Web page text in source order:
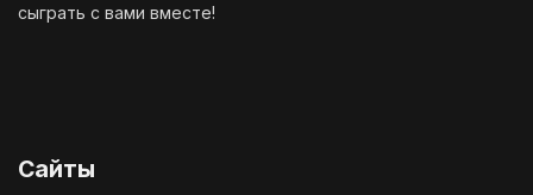
сыграть с вами вместе!
Сайты